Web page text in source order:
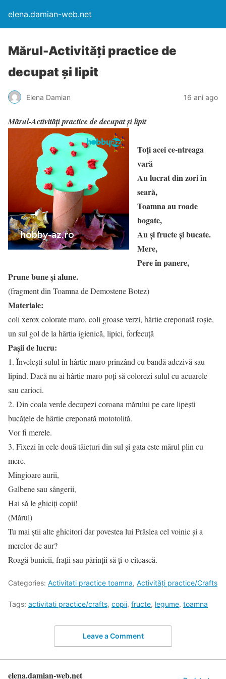
elena.damian-web.net
Mărul-Activităţi practice de
decupat şi lipit
Elena Damian 16 ani ago
Mărul-Activităţi practice de decupat şi lipit
Toţi acei ce-ntreaga
vară
Au lucrat din zori în
seară,
Toamna au roade
bogate,
Au şi fructe şi bucate.
Mere,
Pere în panere,
Prune bune şi alune.
(fragment din Toamna de Demostene Botez)
Materiale:
coli xerox colorate maro, coli groase verzi, hârtie creponată roşie,
un sul gol de la hârtia igienică, lipici, forfecuţă
Paşii de lucru:
1. Înveleşti sulul în hârtie maro prinzând cu bandă adezivă sau
lipind. Dacă nu ai hârtie maro poţi să colorezi sulul cu acuarele
sau carioci.
2. Din coala verde decupezi coroana mărului pe care lipeşti
bucăţele de hârtie creponată mototolită.
Vor fi merele.
3. Fixezi în cele două tăieturi din sul şi gata este mărul plin cu
mere.
Mingioare aurii,
Galbene sau sângerii,
Hai să le ghiciţi copii!
(Mărul)
Tu mai ştii alte ghicitori dar povestea lui Prâslea cel voinic şi a
merelor de aur?
Roagă bunicii, fraţii sau părinţii să ţi-o citească.
Categories: Activitati practice toamna, Activități practice/Crafts
Tags: activitati practice/crafts, copii, fructe, legume, toamna
Leave a Comment
elena.damian-web.net